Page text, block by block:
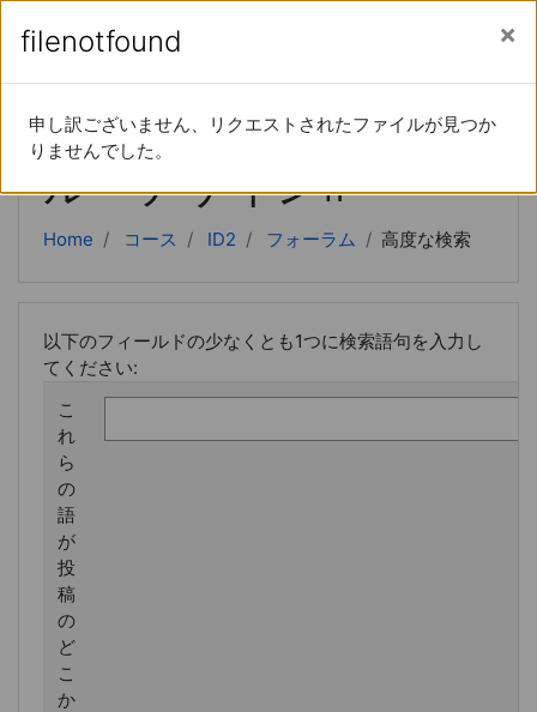
サイドパネル
あなたは現在ゲストアクセスを利用しています (ロ
グイン )
インストラクショナ
ル・デザインⅡ
Home コース ID2 フォーラム 高度な検索
以下のフィールドの少なくとも1つに検索語句を入力し
てください:
こ
れ
ら
の
語
が
投
稿
の
ど
こ
か
filenotfound
申し訳ございません、リクエストされたファイルが見つか
りませんでした。